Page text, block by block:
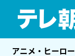
アニメ・ヒーロー